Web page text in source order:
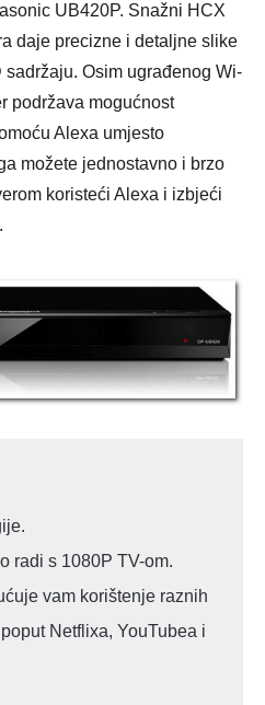
UB420P. Snažni HCX
daje precizne i detaljne slike
Osim ugrađenog Wi-
podržava mogućnost
Alexa umjesto
možete jednostavno i brzo
koristeći Alexa i izbjeći
radi s 1080P TV-om.
vam korištenje raznih
Netflixa, YouTubea i